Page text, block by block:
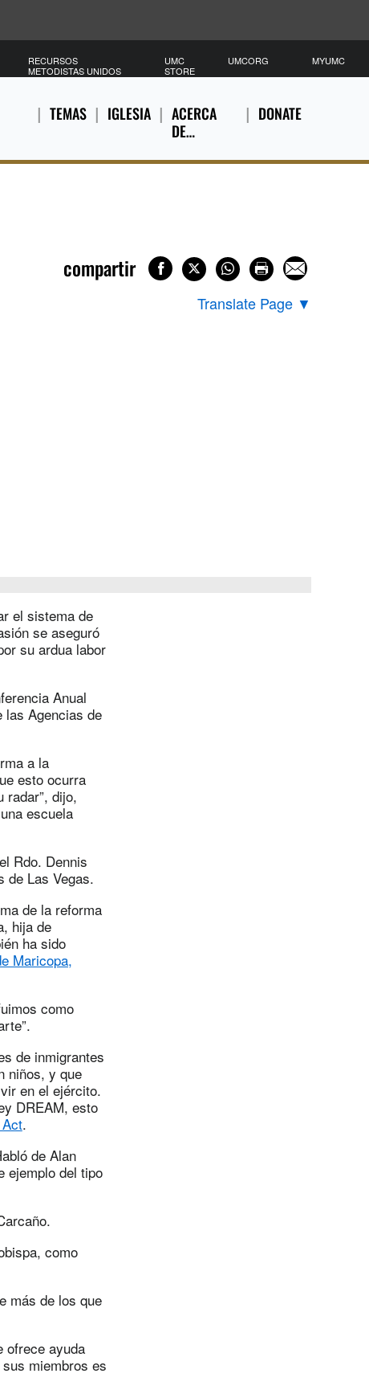
TEMAS IGLESIA
ACERCA
DE…
DONATE
RECURSOS
METODISTAS UNIDOS
UMC
STORE
UMCORG MYUMC
compartir
Translate Page ▼
el sistema de
se aseguró
su ardua labor
Anual
las Agencias de
a la
esto ocurra
radar”, dijo,
escuela
Rdo. Dennis
de Las Vegas.
de la reforma
hija de
ha sido
Maricopa,
como
de inmigrantes
niños, y que
en el ejército.
DREAM, esto
.
de Alan
ejemplo del tipo
como
más de los que
ofrece ayuda
miembros es